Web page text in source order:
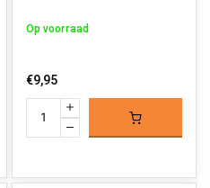
Op voorraad
€9,95